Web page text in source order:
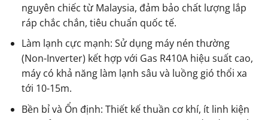
nguyên chiếc từ Malaysia, đảm bảo chất lượng lắp
ráp chắc chắn, tiêu chuẩn quốc tế.
Làm lạnh cực mạnh: Sử dụng máy nén thường
(Non-Inverter) kết hợp với Gas R410A hiệu suất cao,
máy có khả năng làm lạnh sâu và luồng gió thổi xa
tới 10-15m.
Bền bỉ và Ổn định: Thiết kế thuần cơ khí, ít linh kiện